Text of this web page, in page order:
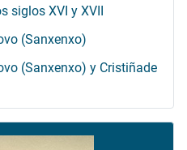
siglos XVI y XVII
(Sanxenxo)
(Sanxenxo) y Cristiñade